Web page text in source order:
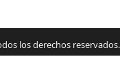
los derechos reservados.